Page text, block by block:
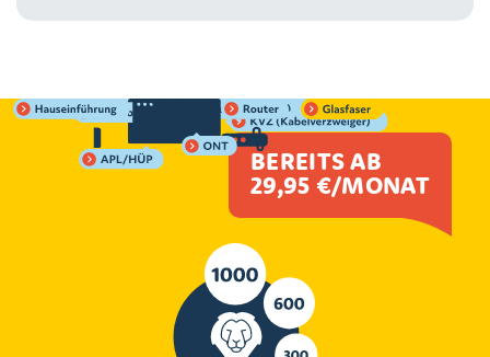
BEREITS AB
29,95 €/MONAT